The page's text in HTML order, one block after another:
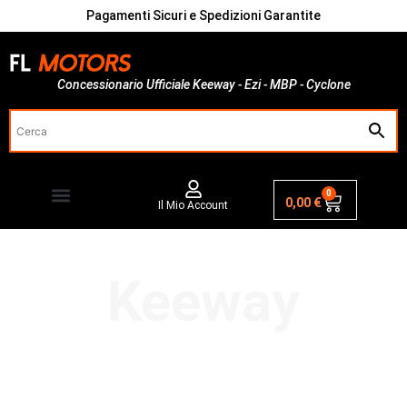
Pagamenti Sicuri e Spedizioni Garantite
Concessionario Ufficiale Keeway - Ezi - MBP - Cyclone
Il Mio Account 0,00 €
0